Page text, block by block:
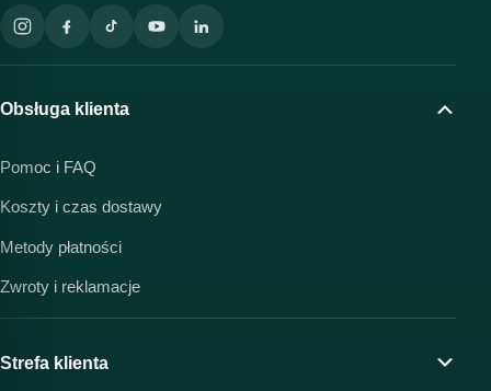
Obsługa klienta
Pomoc i FAQ
Koszty i czas dostawy
Metody płatności
Zwroty i reklamacje
Strefa klienta